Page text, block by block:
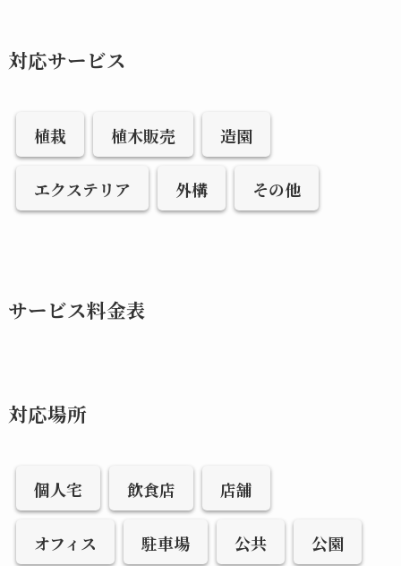
対応サービス
植栽 植木販売 造園
エクステリア 外構 その他
サービス料金表
対応場所
個人宅 飲食店 店舗
オフィス 駐車場 公共 公園